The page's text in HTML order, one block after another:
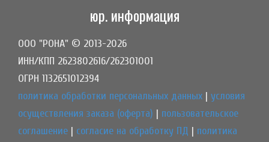
юр. информация
ООО "РОНА" © 2013-2026
ИНН/КПП 2623802616/262301001
ОГРН 1132651012394
политика обработки персональных данных | условия
осуществления заказа (оферта) | пользовательское
соглашение | согласие на обработку ПД | политика